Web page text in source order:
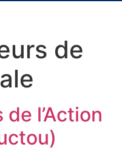
de
l’Action